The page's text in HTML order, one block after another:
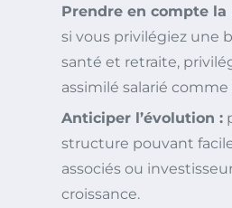
Prendre en compte
si vous privilégiez une
santé et retraite,
assimilé salarié comme
Anticiper l’évolution :
structure pouvant
associés ou
croissance.